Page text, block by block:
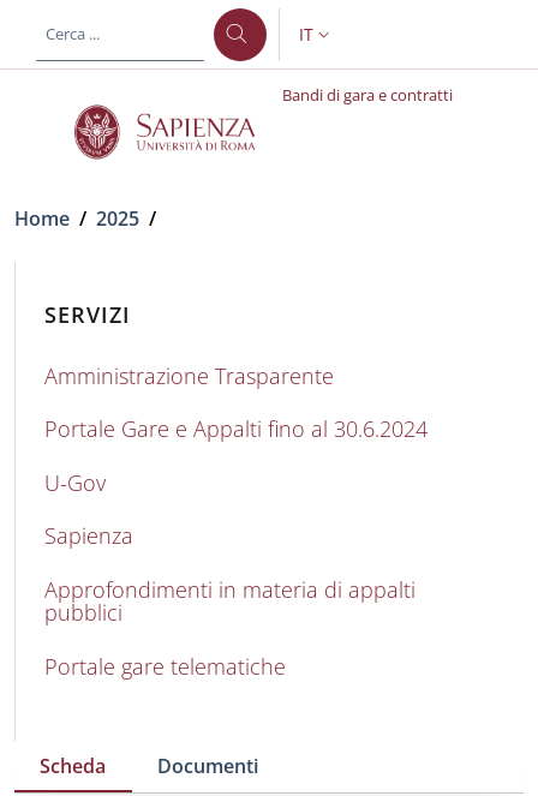
al contenuto principale
SELETTORE LINGUA:
IT
Bandi di gara e contratti
Briciole di pane
Home / 2025 /
SERVIZI
Amministrazione Trasparente
Portale Gare e Appalti fino al 30.6.2024
U-Gov
Sapienza
Approfondimenti in materia di appalti
pubblici
Portale gare telematiche
Scheda Documenti